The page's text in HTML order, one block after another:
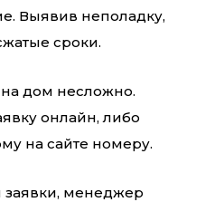
Выявив неполадку,
сроки.
дом несложно.
онлайн, либо
на сайте номеру.
менеджер